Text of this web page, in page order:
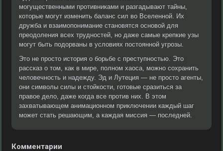
могущественными противниками и разгадывают тайны,
которые могут изменить баланс сил во Вселенной. Их
дружба и взаимопонимание становятся основой для
преодоления всех трудностей, но даже самые крепкие узы
могут быть подорваны в условиях постоянной угрозы.
Это не просто история о борьбе с преступностью. Это
рассказ о том, как в мире, полном хаоса, можно сохранить
человечность и надежду. Эд и Лутеция — не просто агенты,
они символы силы и стойкости, готовые сразиться за
правое дело, даже когда все против них. В этом
захватывающем анимационном приключении каждый шаг
может стать решающим, а каждая миссия — последней.
Комментарии